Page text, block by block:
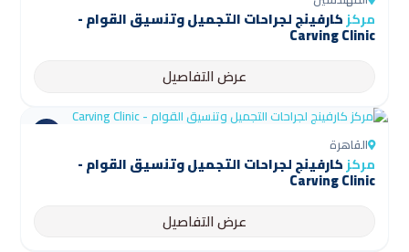
مركزكارفينج لجراحات التجميل وتنسيق القوام -
Carving Clinic
عرض التفاصيل
القاهرة
مركزكارفينج لجراحات التجميل وتنسيق القوام -
Carving Clinic
عرض التفاصيل